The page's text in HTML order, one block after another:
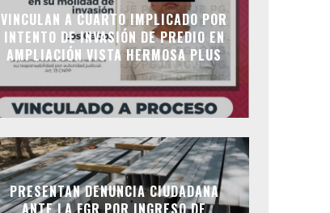
VINCULAN A CUARTO IMPLICADO POR
INTENTO DE INVASIÓN DE PREDIO EN
AMPLIACIÓN VISTA HERMOSA PLUS
PRESENTAN DENUNCIA CIUDADANA
ANTE LA FGR POR INGRESO DE